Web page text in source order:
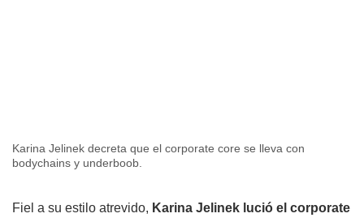
Karina Jelinek decreta que el corporate core se lleva con
bodychains y underboob.
Fiel a su estilo atrevido, Karina Jelinek lució el corporate